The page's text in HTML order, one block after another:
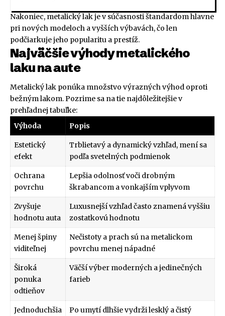
Nakoniec, metalický lak je v súčasnosti štandardom hlavne
pri nových modeloch a vyšších výbavách, čo len
podčiarkuje jeho popularitu a prestíž.
Najväčšie výhody metalického
laku na aute
Metalický lak ponúka množstvo výrazných výhod oproti
bežným lakom. Pozrime sa na tie najdôležitejšie v
prehľadnej tabuľke:
Výhoda
Popis
Estetický
efekt
Trblietavý a dynamický vzhľad, mení sa
podľa svetelných podmienok
Ochrana
povrchu
Lepšia odolnosť voči drobným
škrabancom a vonkajším vplyvom
Zvyšuje
hodnotu auta
Luxusnejší vzhľad často znamená vyššiu
zostatkovú hodnotu
Menej špiny
viditeľnej
Nečistoty a prach sú na metalickom
povrchu menej nápadné
Široká
ponuka
odtieňov
Väčší výber moderných a jedinečných
farieb
Jednoduchšia Po umytí dlhšie vydrži lesklý a čistý